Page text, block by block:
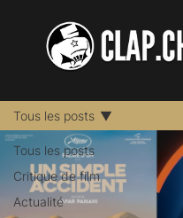
Tous les posts
Critique de film
Actualité
Tous les posts